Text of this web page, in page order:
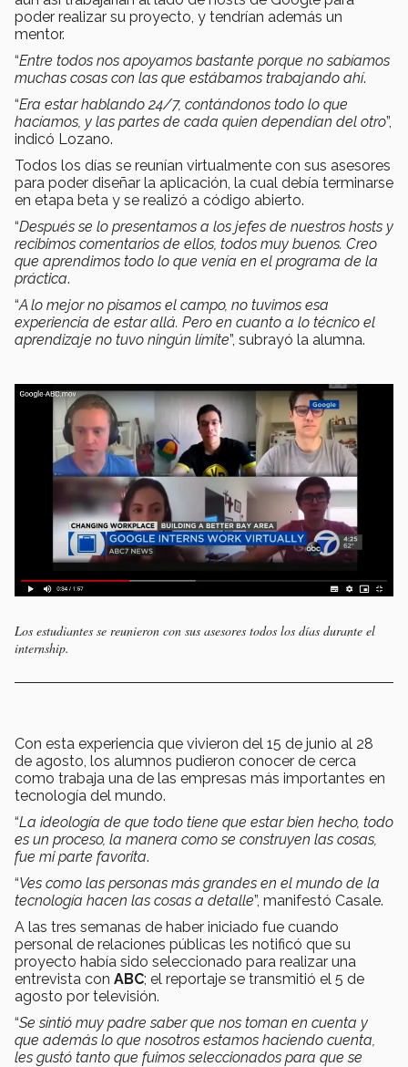
poder realizar su proyecto, y tendrían además un
mentor.
“Entre todos nos apoyamos bastante porque no sabíamos
muchas cosas con las que estábamos trabajando ahí.
“Era estar hablando 24/7, contándonos todo lo que
hacíamos, y las partes de cada quien dependían del otro”,
indicó Lozano.
Todos los días se reunían virtualmente con sus asesores
para poder diseñar la aplicación, la cual debía terminarse
en etapa beta y se realizó a código abierto.
“Después se lo presentamos a los jefes de nuestros hosts y
recibimos comentarios de ellos, todos muy buenos. Creo
que aprendimos todo lo que venía en el programa de la
práctica.
“A lo mejor no pisamos el campo, no tuvimos esa
experiencia de estar allá. Pero en cuanto a lo técnico el
aprendizaje no tuvo ningún límite”, subrayó la alumna.
Los estudiantes se reunieron con sus asesores todos los días durante el
internship.
Con esta experiencia que vivieron del 15 de junio al 28
de agosto, los alumnos pudieron conocer de cerca
como trabaja una de las empresas más importantes en
tecnología del mundo.
“La ideología de que todo tiene que estar bien hecho, todo
es un proceso, la manera como se construyen las cosas,
fue mi parte favorita.
“Ves como las personas más grandes en el mundo de la
tecnología hacen las cosas a detalle”, manifestó Casale.
A las tres semanas de haber iniciado fue cuando
personal de relaciones públicas les notificó que su
proyecto había sido seleccionado para realizar una
entrevista con ABC; el reportaje se transmitió el 5 de
agosto por televisión.
“Se sintió muy padre saber que nos toman en cuenta y
que además lo que nosotros estamos haciendo cuenta,
les gustó tanto que fuimos seleccionados para que se